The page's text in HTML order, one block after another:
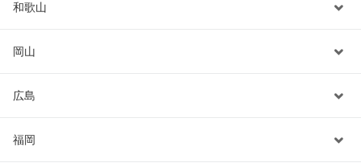
和歌山
岡山
広島
福岡